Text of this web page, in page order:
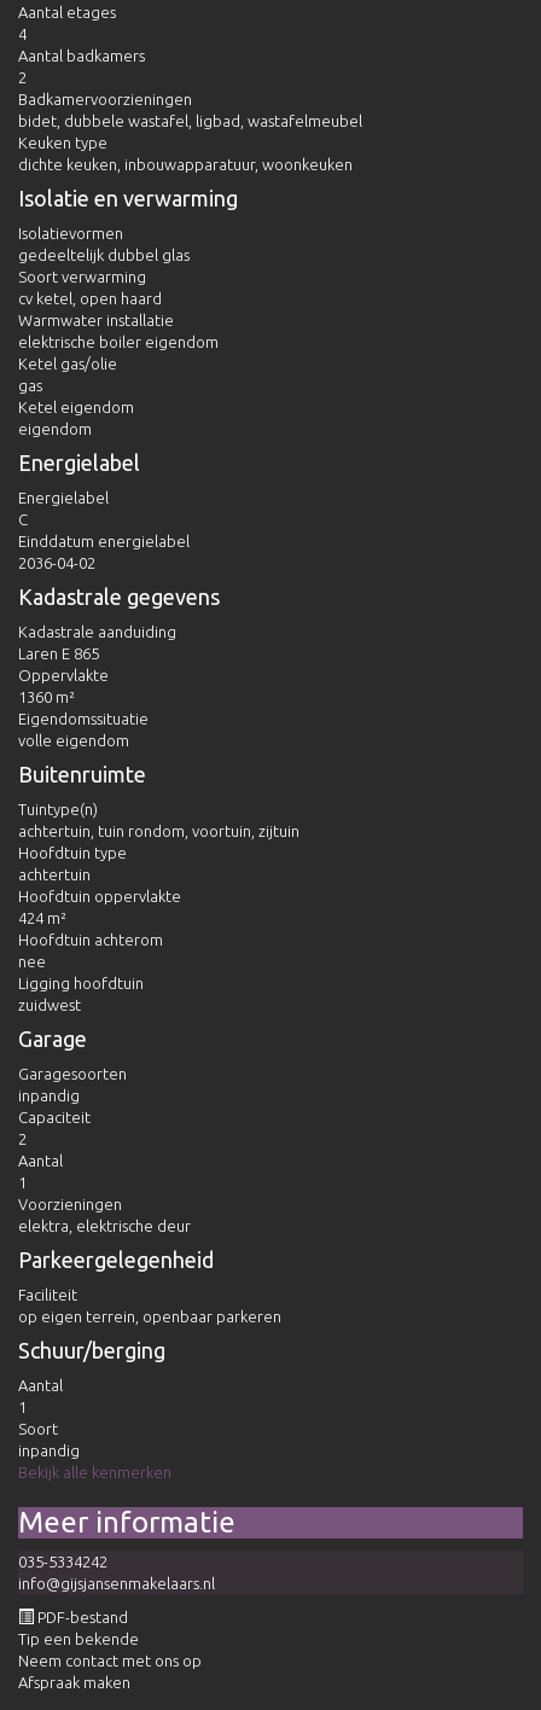
Aantal etages
4
Aantal badkamers
2
Badkamervoorzieningen
bidet, dubbele wastafel, ligbad, wastafelmeubel
Keuken type
dichte keuken, inbouwapparatuur, woonkeuken
Isolatie en verwarming
Isolatievormen
gedeeltelijk dubbel glas
Soort verwarming
cv ketel, open haard
Warmwater installatie
elektrische boiler eigendom
Ketel gas/olie
gas
Ketel eigendom
eigendom
Energielabel
Energielabel
C
Einddatum energielabel
2036-04-02
Kadastrale gegevens
Kadastrale aanduiding
Laren E 865
Oppervlakte
1360 m²
Eigendomssituatie
volle eigendom
Buitenruimte
Tuintype(n)
achtertuin, tuin rondom, voortuin, zijtuin
Hoofdtuin type
achtertuin
Hoofdtuin oppervlakte
424 m²
Hoofdtuin achterom
nee
Ligging hoofdtuin
zuidwest
Garage
Garagesoorten
inpandig
Capaciteit
2
Aantal
1
Voorzieningen
elektra, elektrische deur
Parkeergelegenheid
Faciliteit
op eigen terrein, openbaar parkeren
Schuur/berging
Aantal
1
Soort
inpandig
Bekijk alle kenmerken
Meer informatie
035-5334242
info@gijsjansenmakelaars.nl
PDF-bestand
Tip een bekende
Neem contact met ons op
Afspraak maken